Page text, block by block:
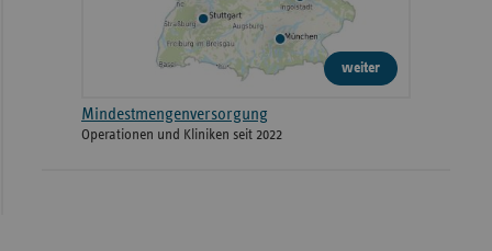
weiter
Mindestmengenversorgung
Operationen und Kliniken seit 2022